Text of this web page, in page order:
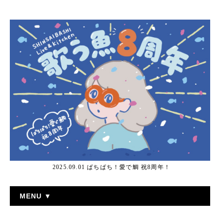
2025.09.01 ぱちぱち！愛で鯛 祝8周年！
MENU ▼